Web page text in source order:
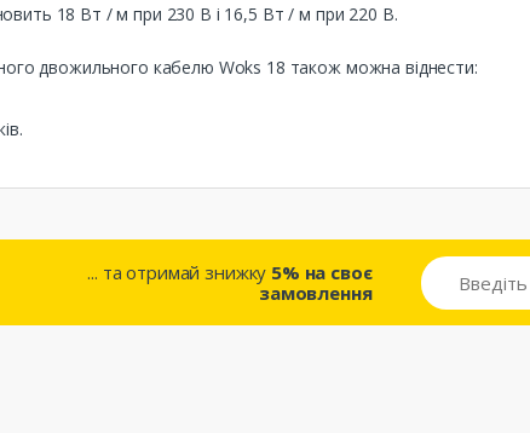
18 Вт / м при 230 В і 16,5 Вт / м при 220 В.
двожильного кабелю Woks 18 також можна віднести:
... та отримай знижку 5% на своє
замовлення